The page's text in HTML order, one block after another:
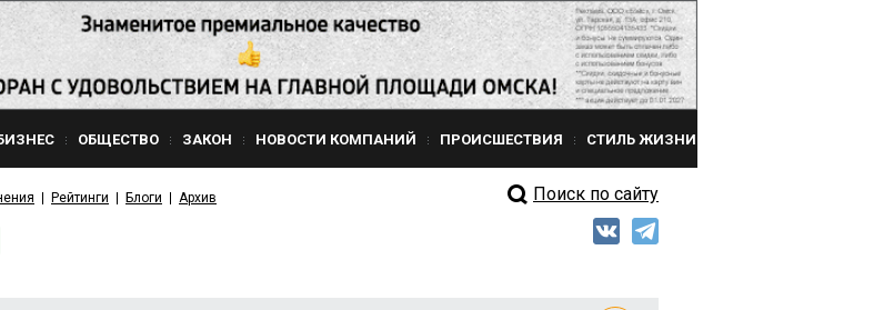
ОБЩЕСТВО ЗАКОН НОВОСТИ КОМПАНИЙ ПРОИСШЕСТВИЯ СТИЛЬ ЖИЗНИ
Рейтинги Блоги Архив Поиск по сайту